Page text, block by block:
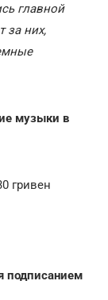
главной
за них,
музыки в
гривен
подписанием